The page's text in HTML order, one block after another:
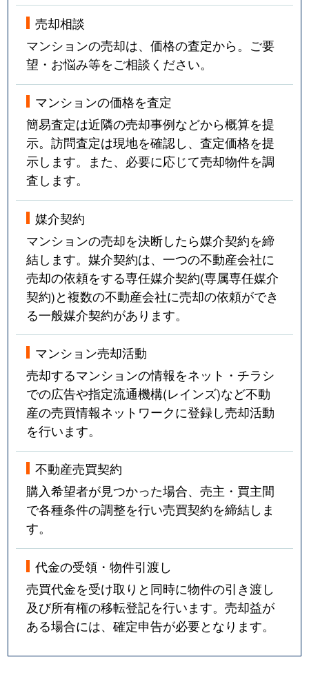
売却相談
マンションの売却は、価格の査定から。ご要
望・お悩み等をご相談ください。
マンションの価格を査定
簡易査定は近隣の売却事例などから概算を提
示。訪問査定は現地を確認し、査定価格を提
示します。また、必要に応じて売却物件を調
査します。
媒介契約
マンションの売却を決断したら媒介契約を締
結します。媒介契約は、一つの不動産会社に
売却の依頼をする専任媒介契約(専属専任媒介
契約)と複数の不動産会社に売却の依頼ができ
る一般媒介契約があります。
マンション売却活動
売却するマンションの情報をネット・チラシ
での広告や指定流通機構(レインズ)など不動
産の売買情報ネットワークに登録し売却活動
を行います。
不動産売買契約
購入希望者が見つかった場合、売主・買主間
で各種条件の調整を行い売買契約を締結しま
す。
代金の受領・物件引渡し
売買代金を受け取りと同時に物件の引き渡し
及び所有権の移転登記を行います。売却益が
ある場合には、確定申告が必要となります。